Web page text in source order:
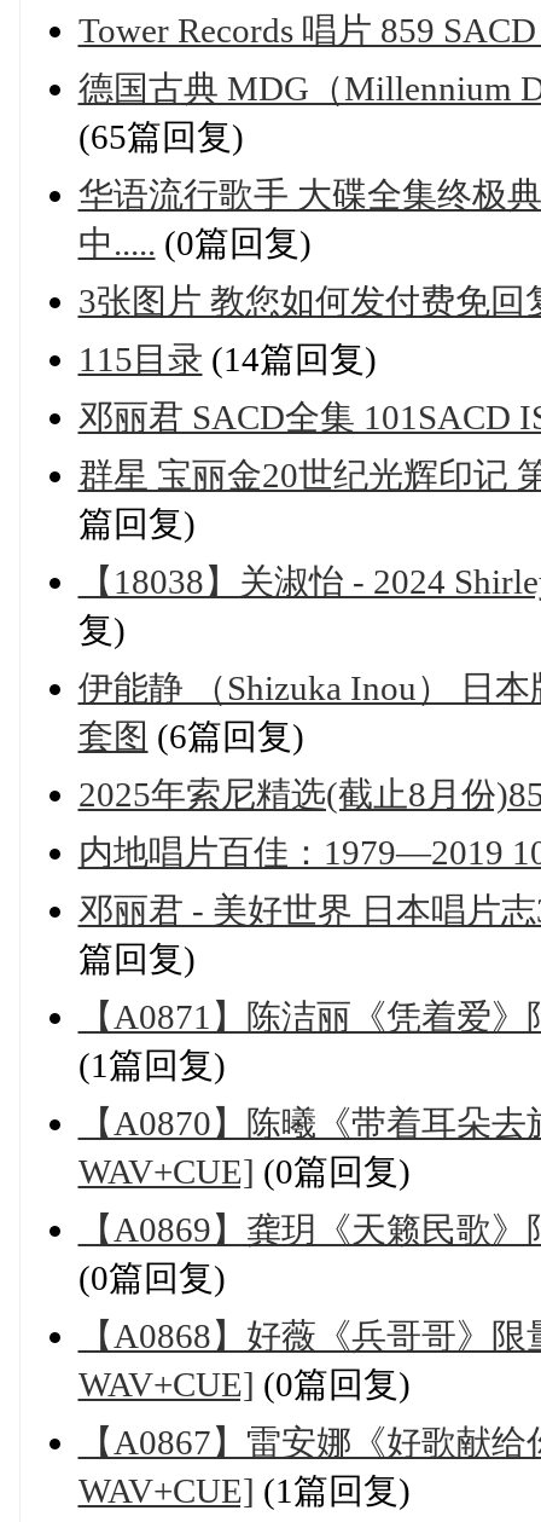
Tower Records 唱片 859
德国古典 MDG（Millennium
(65篇回复)
华语流行歌手 大碟全集终极
中..... (0篇回复)
3张图片 教您如何发付费免
115目录 (14篇回复)
邓丽君 SACD全集 101SACD
群星 宝丽金20世纪光辉印记
篇回复)
【18038】关淑怡 - 2024
复)
伊能静 （Shizuka Inou） 日
套图 (6篇回复)
2025年索尼精选(截止8月份
内地唱片百佳：1979—2019
邓丽君 - 美好世界 日本唱片
篇回复)
【A0871】陈洁丽《凭着爱
(1篇回复)
【A0870】陈曦《带着耳朵
WAV+CUE] (0篇回复)
【A0869】龚玥《天籁民歌
(0篇回复)
【A0868】好薇《兵哥哥》
WAV+CUE] (0篇回复)
【A0867】雷安娜《好歌献
WAV+CUE] (1篇回复)